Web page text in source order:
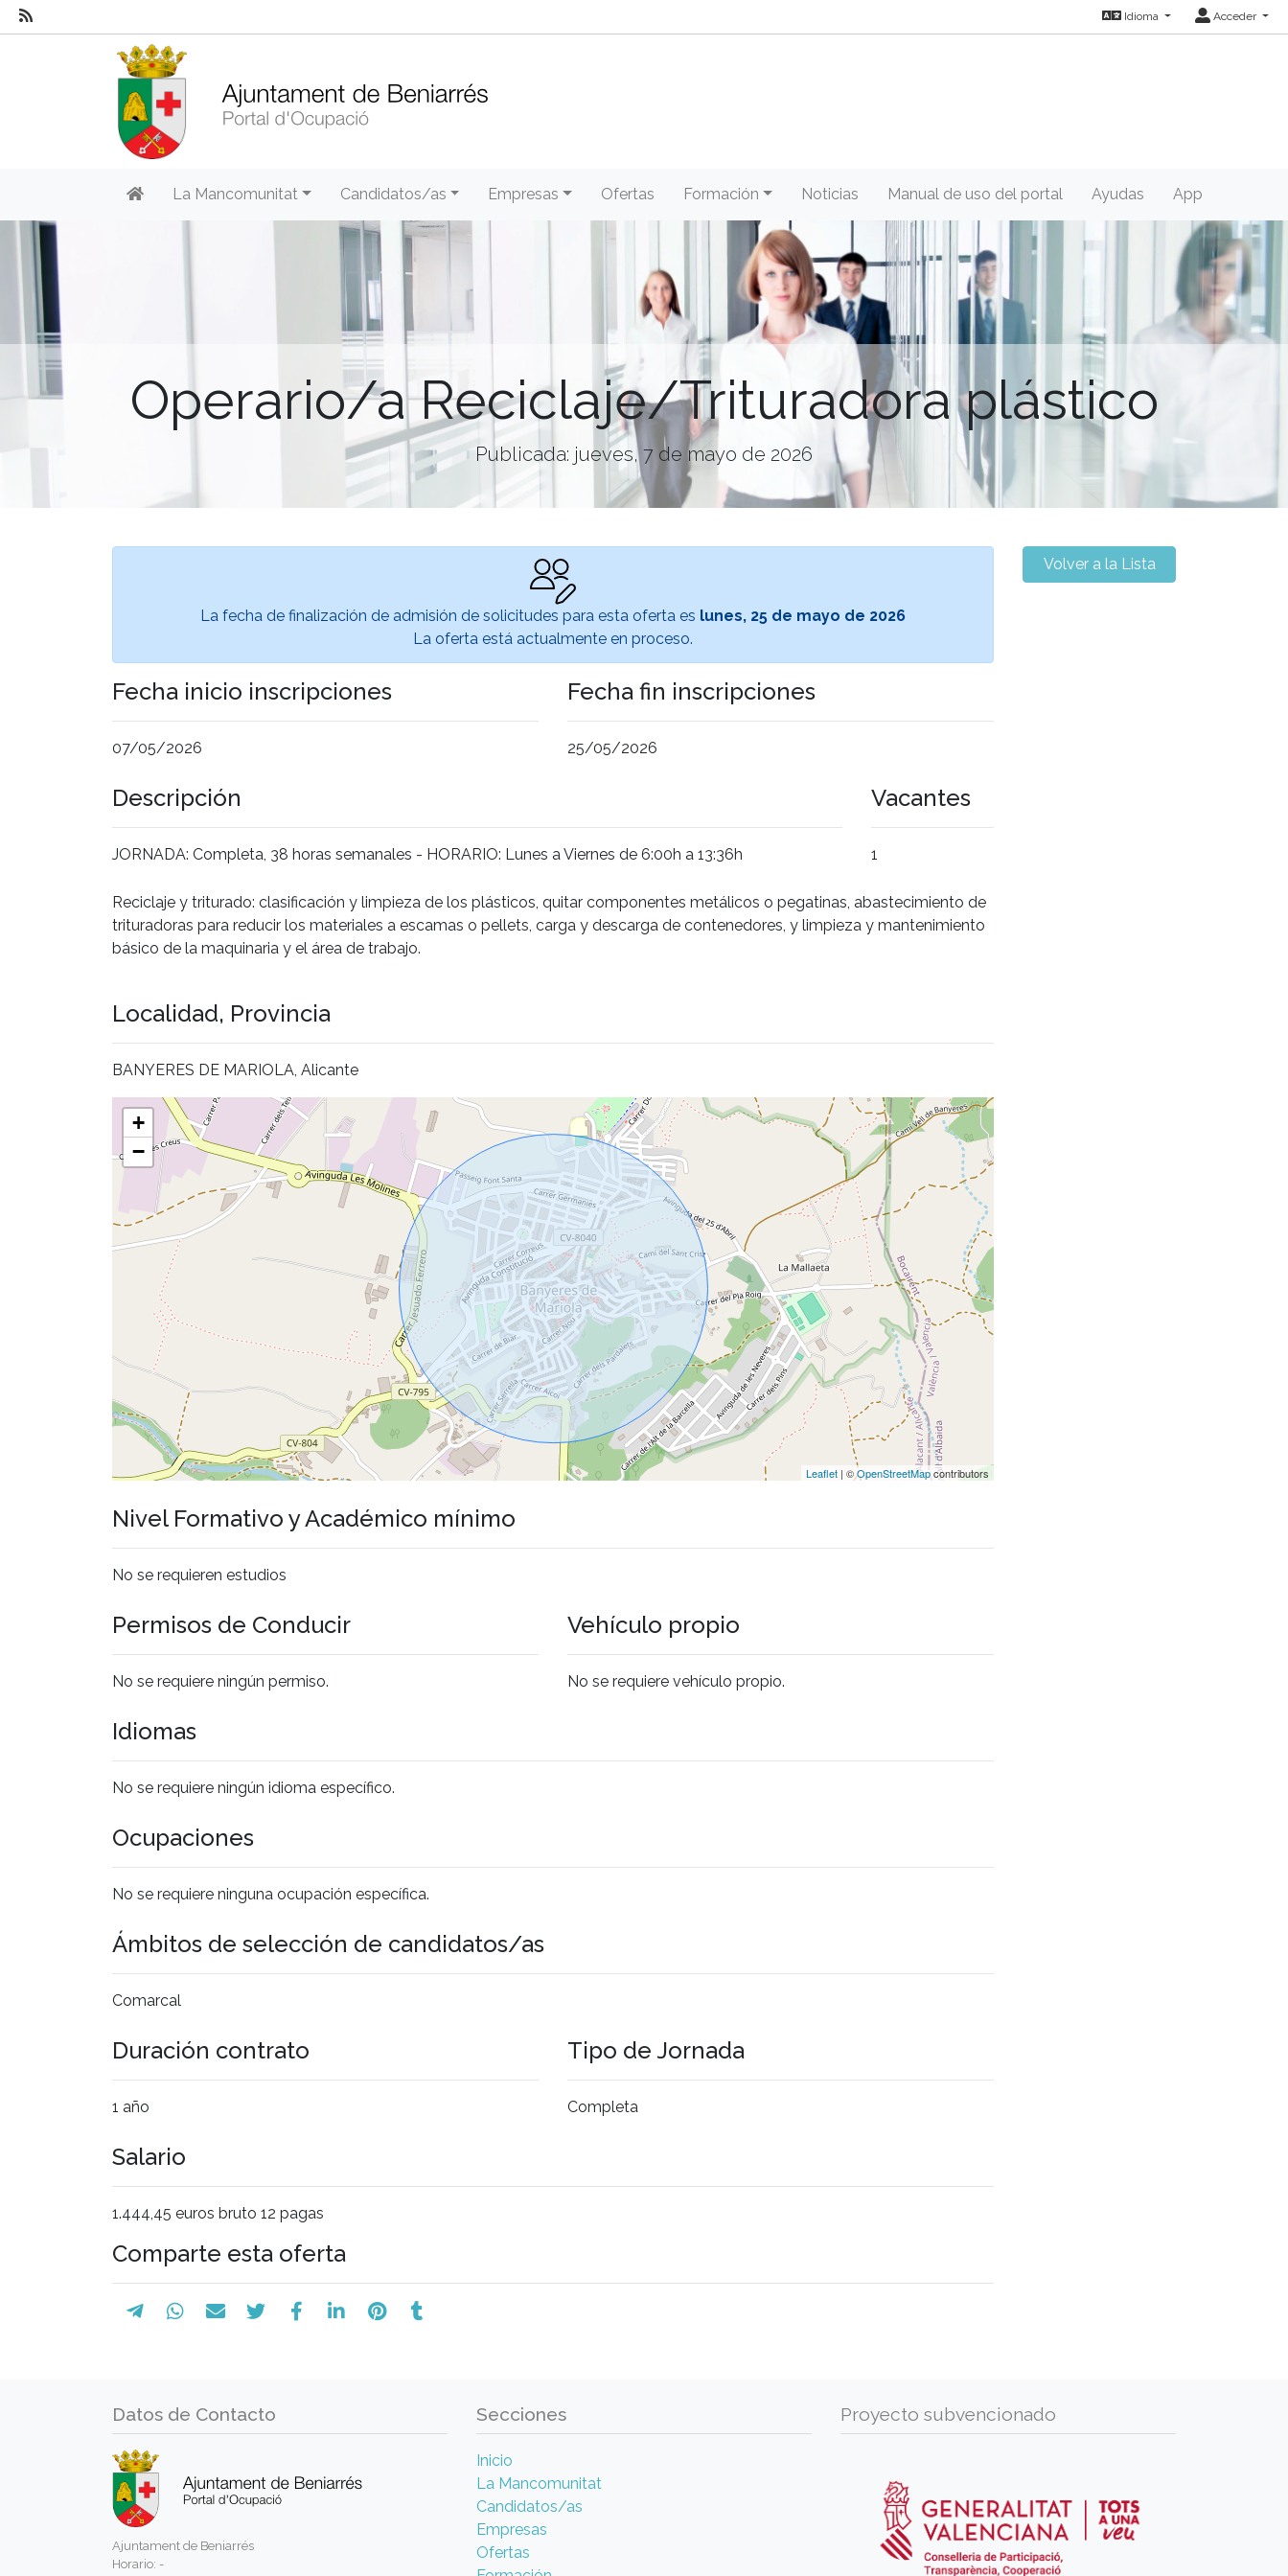
Idioma Acceder
La Mancomunitat Candidatos/as Empresas Ofertas Formación Noticias Manual de uso del portal Ayudas App
Operario/a Reciclaje/Trituradora plástico
Publicada: jueves, 7 de mayo de 2026
La fecha de finalización de admisión de solicitudes para esta oferta es lunes, 25 de mayo de 2026
La oferta está actualmente en proceso.
Fecha inicio inscripciones
07/05/2026
Fecha fin inscripciones
25/05/2026
Descripción
JORNADA: Completa, 38 horas semanales - HORARIO: Lunes a Viernes de 6:00h a 13:36h
Vacantes
1
Reciclaje y triturado: clasificación y limpieza de los plásticos, quitar componentes metálicos o pegatinas, abastecimiento de
trituradoras para reducir los materiales a escamas o pellets, carga y descarga de contenedores, y limpieza y mantenimiento
básico de la maquinaria y el área de trabajo.
Localidad, Provincia
BANYERES DE MARIOLA, Alicante
+
−
Leaflet | ©OpenStreetMapcontributors
Nivel Formativo y Académico mínimo
No se requieren estudios
Permisos de Conducir
No se requiere ningún permiso.
Vehículo propio
No se requiere vehículo propio.
Idiomas
No se requiere ningún idioma específico.
Ocupaciones
No se requiere ninguna ocupación específica.
Ámbitos de selección de candidatos/as
Comarcal
Duración contrato
1 año
Tipo de Jornada
Completa
Salario
1.444,45 euros bruto 12 pagas
Comparte esta oferta
Volver a la Lista
Datos de Contacto
Ajuntament de Beniarrés
Horario: -
Secciones
Inicio
La Mancomunitat
Candidatos/as
Empresas
Ofertas
Proyecto subvencionado